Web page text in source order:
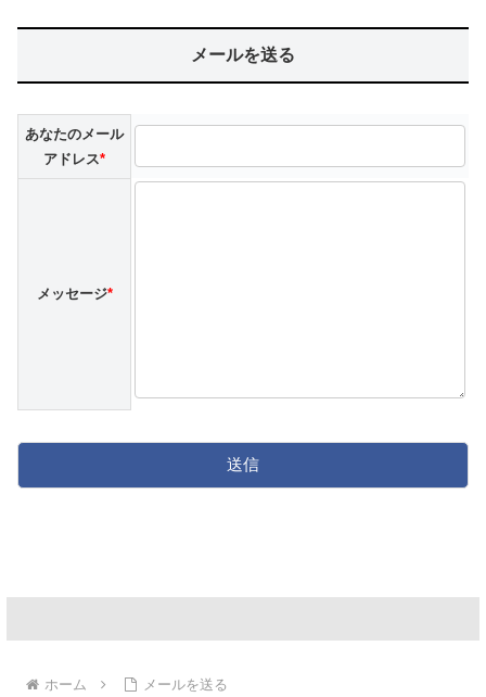
メールを送る
あなたのメール
アドレス*
メッセージ*
ホーム メールを送る